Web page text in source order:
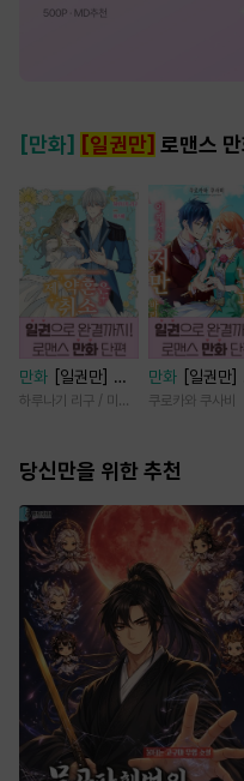
[만화] [일권만] 로맨스
만화
[일권만] 제
약혼은 취소되었습
하루나기 리구 / 미즈메
만화
[일권만]
게 간섭하지 않
바라봅니다 [단
쿠로카와 쿠사비
당신만을 위한 추천